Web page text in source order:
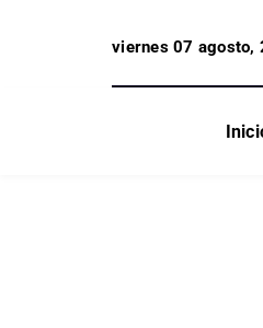
viernes 07 agosto,